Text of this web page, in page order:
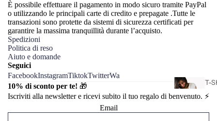
T-
È possibile effettuare il pagamento in modo sicuro tramite PayPal
o utilizzando le principali carte di credito e prepagate .Tutte le
transazioni sono protette da sistemi di sicurezza certificati per
garantire la massima tranquillità durante l’acquisto.
Spedizioni
Politica di reso
Aiuto e domande
Seguici
FacebookInstagramTiktokTwitterWa
10% di sconto per te! 🎁
Iscriviti alla newsletter e ricevi subito il tuo regalo di benvenuto. ⚡️
Email